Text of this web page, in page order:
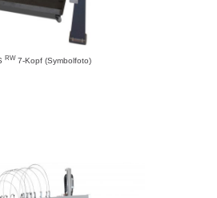
RW 7-Kopf (Symbolfoto)